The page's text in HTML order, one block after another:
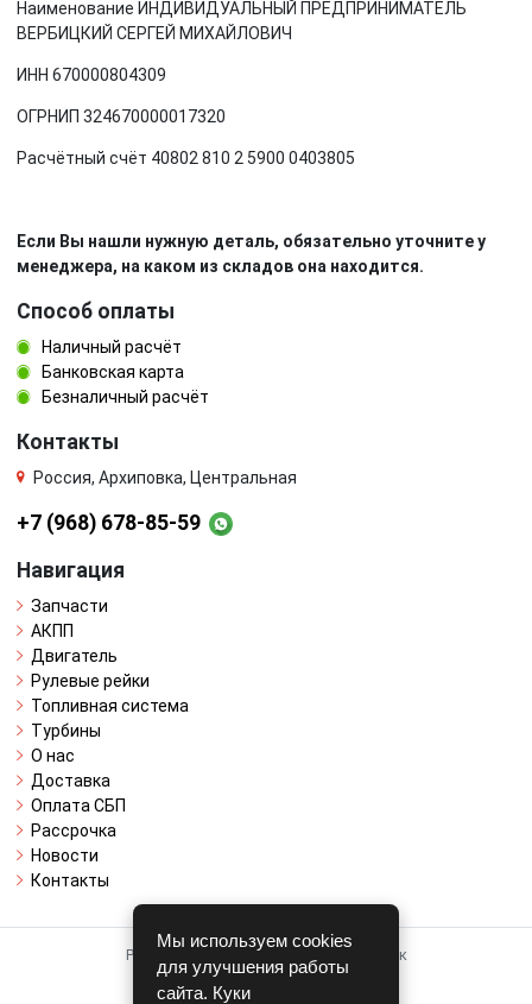
Наименование ИНДИВИДУАЛЬНЫЙ ПРЕДПРИНИМАТЕЛЬ
ВЕРБИЦКИЙ СЕРГЕЙ МИХАЙЛОВИЧ
ИНН 670000804309
ОГРНИП 324670000017320
Расчётный счёт 40802 810 2 5900 0403805
Если Вы нашли нужную деталь, обязательно уточните у
менеджера, на каком из складов она находится.
Способ оплаты
Наличный расчёт
Банковская карта
Безналичный расчёт
Контакты
Россия, Архиповка, Центральная
+7 (968) 678-85-59
Навигация
Запчасти
АКПП
Двигатель
Рулевые рейки
Топливная система
Турбины
О нас
Доставка
Оплата СБП
Рассрочка
Новости
Контакты
Работает на системе для авторазборок
CARRO.БИЗНЕС
Мы используем cookies
для улучшения работы
сайта. Куки